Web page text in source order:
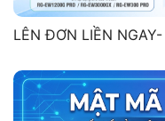
LÊN ĐƠN LIỀN